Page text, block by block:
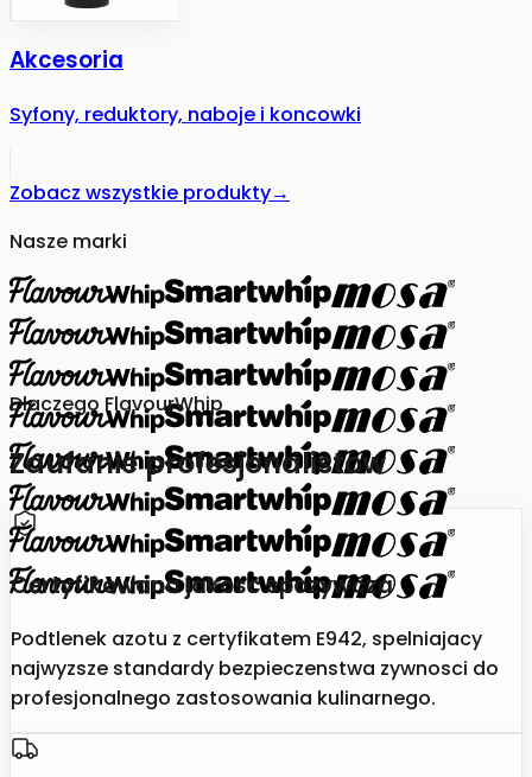
Akcesoria
Syfony, reduktory, naboje i koncowki
Zobacz wszystkie produkty→
Nasze marki
Dlaczego FlavourWhip
Zaufanie profesjonalistow
Certyfikowana jakosc spozywcza
Podtlenek azotu z certyfikatem E942, spelniajacy
najwyzsze standardy bezpieczenstwa zywnosci do
profesjonalnego zastosowania kulinarnego.